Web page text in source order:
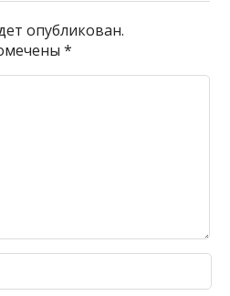
опубликован.
*